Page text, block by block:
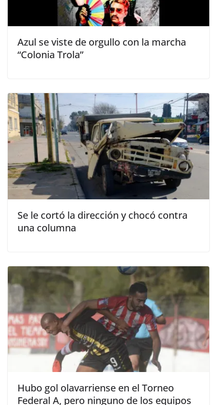
Azul se viste de orgullo con la marcha
“Colonia Trola”
Se le cortó la dirección y chocó contra
una columna
Hubo gol olavarriense en el Torneo
Federal A, pero ninguno de los equipos